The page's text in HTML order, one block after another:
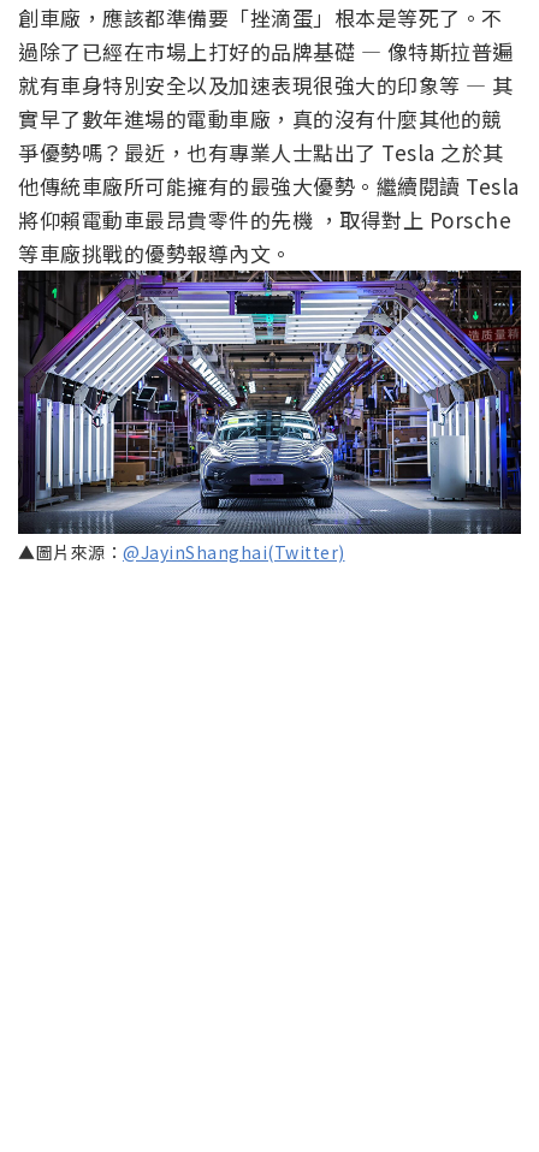
創車廠，應該都準備要「挫滴蛋」根本是等死了。不
過除了已經在市場上打好的品牌基礎 — 像特斯拉普遍
就有車身特別安全以及加速表現很強大的印象等 — 其
實早了數年進場的電動車廠，真的沒有什麼其他的競
爭優勢嗎？最近，也有專業人士點出了 Tesla 之於其
他傳統車廠所可能擁有的最強大優勢。繼續閱讀 Tesla
將仰賴電動車最昂貴零件的先機 ，取得對上 Porsche
等車廠挑戰的優勢報導內文。
▲圖片來源： @JayinShanghai(Twitter)